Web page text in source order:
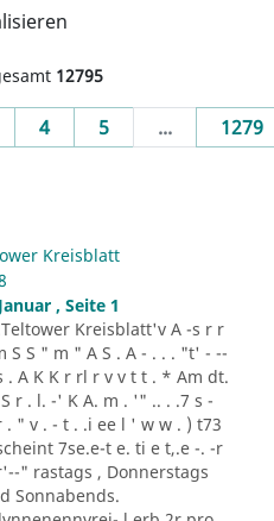
12795
4 5 ... 1279
Kreisblatt
, Seite 1
Kreisblatt'v A -s r r
S S " m " A S . A - . . . "t' - --
. A K K r rl r v v t t . * Am dt.
r . l. -' K A. m . '" .. . .7 s -
. " v . - t . .i ee l ' w w . ) t73
7se.e-t e. ti e t,.e -. -r
" rastags , Donnerstags
Sonnabends.